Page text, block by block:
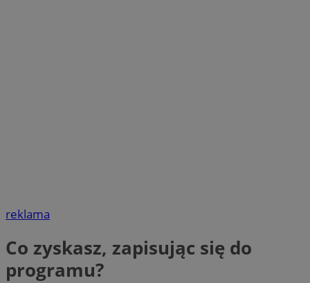
reklama
Co zyskasz, zapisując się do
programu?